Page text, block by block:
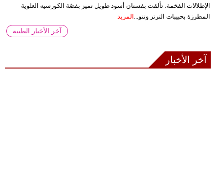
الإطلالات الفخمة، تألقت بفستان أسود طويل تميز بقصّة الكورسيه العلوية
المطرزة بحبيبات الترتر وتنو... المزيد
آخر الأخبار الطبية
آخر الأخبار